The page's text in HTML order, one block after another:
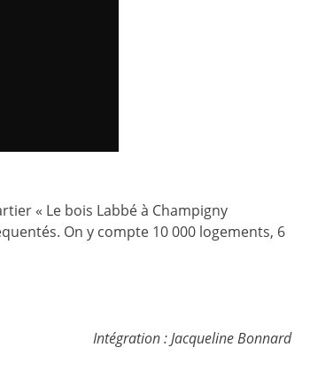
« Le bois Labbé à Champigny
On y compte 10 000 logements, 6
Intégration : Jacqueline Bonnard